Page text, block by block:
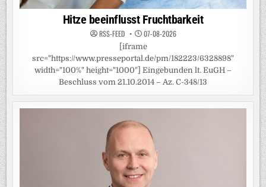
Hitze beeinflusst Fruchtbarkeit
RSS-FEED 07-08-2026
[iframe
src="https://www.presseportal.de/pm/182223/6328898"
width="100%" height="1000"] Eingebunden lt. EuGH –
Beschluss vom 21.10.2014 – Az. C-348/13